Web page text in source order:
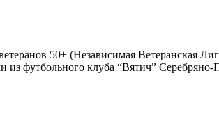
50+ (Независимая Ветеранская
футбольного клуба “Вятич” Серебряно-